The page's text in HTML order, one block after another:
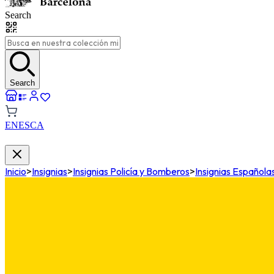
Search
Search
ENESCA
Inicio>Insignias>Insignias Policía y Bomberos>Insignias